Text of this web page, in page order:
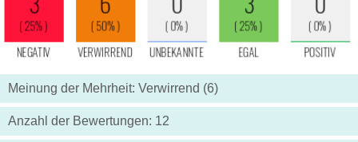
Meinung der Mehrheit: Verwirrend (6)
Anzahl der Bewertungen: 12